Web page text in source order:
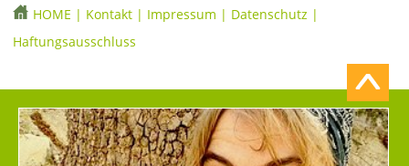
HOME | Kontakt | Impressum | Datenschutz |
Haftungsausschluss